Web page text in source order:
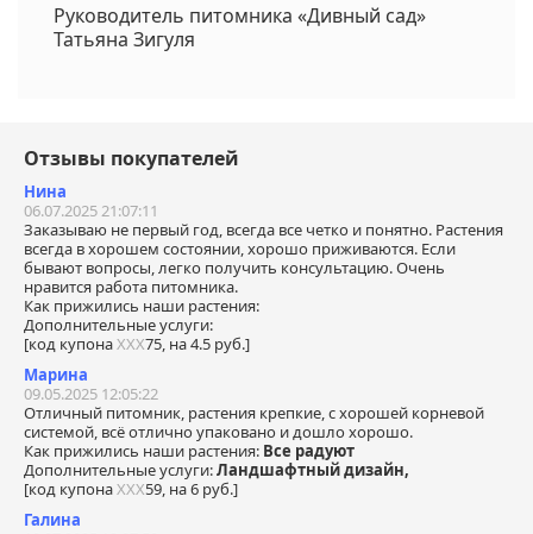
Руководитель питомника «Дивный сад»
Татьяна Зигуля
Отзывы покупателей
Нина
06.07.2025 21:07:11
Заказываю не первый год, всегда все четко и понятно. Растения
всегда в хорошем состоянии, хорошо приживаются. Если
бывают вопросы, легко получить консультацию. Очень
нравится работа питомника.
Как прижились наши растения:
Дополнительные услуги:
[код купонаХХХ75, на 4.5 руб.]
Марина
09.05.2025 12:05:22
Отличный питомник, растения крепкие, с хорошей корневой
системой, всё отлично упаковано и дошло хорошо.
Как прижились наши растения: Все радуют
Дополнительные услуги:Ландшафтный дизайн,
[код купонаХХХ59, на 6 руб.]
Галина